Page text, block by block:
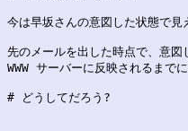
今は早坂さんの意図した状態で見
先のメールを出した時点で、意
WWW サーバーに反映されるまで
# どうしてだろう?